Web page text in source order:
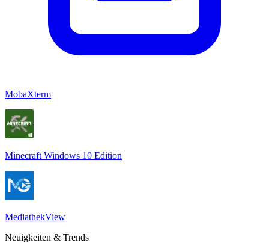
MobaXterm
Minecraft Windows 10 Edition
MediathekView
Neuigkeiten & Trends